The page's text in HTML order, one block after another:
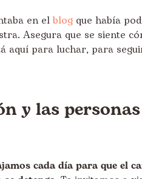
en el blog que había
Asegura que se siente
aquí para luchar, para
y las personas
cada día para que el